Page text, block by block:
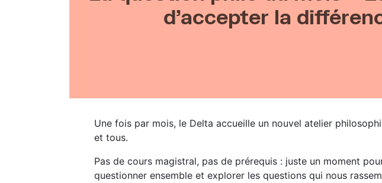
d’accepter la
Une fois par mois, le Delta accueille un nouvel atelier
et tous.
Pas de cours magistral, pas de prérequis : juste un moment pour
questionner ensemble et explorer les questions qui nous